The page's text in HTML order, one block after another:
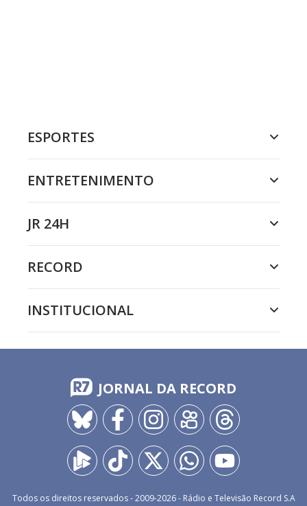
ESPORTES
ENTRETENIMENTO
JR 24H
RECORD
INSTITUCIONAL
JORNAL DA RECORD
Todos os direitos reservados - 2009-2026- Rádio e Televisão Record S.A